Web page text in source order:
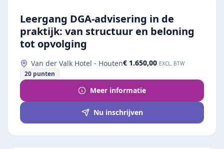
Leergang DGA-advisering in de
praktijk: van structuur en beloning
tot opvolging
Van der Valk Hotel - Houten€ 1.650,00 EXCL. BTW
20 punten
Meer informatie
Nu inschrijven